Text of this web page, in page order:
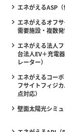
エネがえるASP（
エネがえるオフ
需要施設・複数発
エネがえる法人
台法人EV＋充電
レーター）
エネがえるコー
フサイトフィジ
点対応）
壁面太陽光シミ